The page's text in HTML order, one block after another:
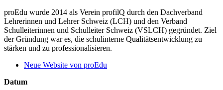
proEdu wurde 2014 als Verein profilQ durch den Dachverband
Lehrerinnen und Lehrer Schweiz (LCH) und den Verband
Schulleiterinnen und Schulleiter Schweiz (VSLCH) gegründet. Ziel
der Gründung war es, die schulinterne Qualitätsentwicklung zu
stärken und zu professionalisieren.
Neue Website von proEdu
Datum